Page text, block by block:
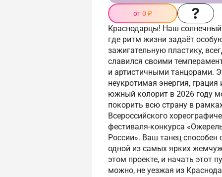
от 0 ₽
Краснодарцы! Наш солнечный
где ритм жизни задаёт
зажигательную пластику,
славился своими
и артистичными танцорами.
неукротимая энергия, грация
южный колорит в 2026 году
покорить всю страну в
Всероссийского
фестиваля-конкурса
России». Ваш танец способен
одной из самых ярких
этом проекте, и начать этот
можно, не уезжая из